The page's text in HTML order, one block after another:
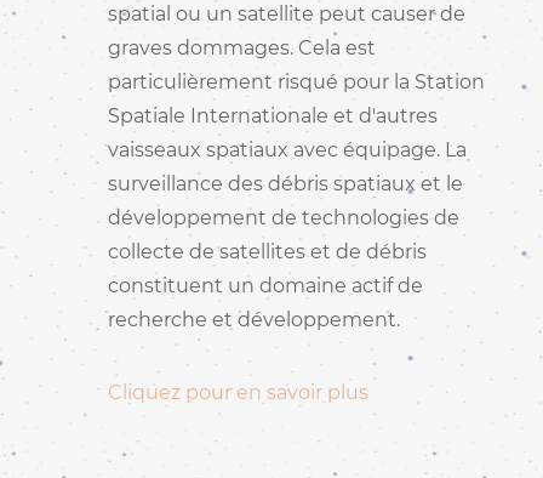
spatial ou un satellite peut causer de
graves dommages. Cela est
particulièrement risqué pour la Station
Spatiale Internationale et d'autres
vaisseaux spatiaux avec équipage. La
surveillance des débris spatiaux et le
développement de technologies de
collecte de satellites et de débris
constituent un domaine actif de
recherche et développement.
Cliquez pour en savoir plus